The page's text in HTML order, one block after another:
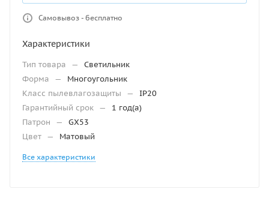
Самовывоз - бесплатно
Характеристики
Тип товара —
Светильник
Форма
—
Многоугольник
Класс пылевлагозащиты
—
IP20
Гарантийный срок —
1 год(а)
Патрон
—
GX53
Цвет — Матовый
Все характеристики